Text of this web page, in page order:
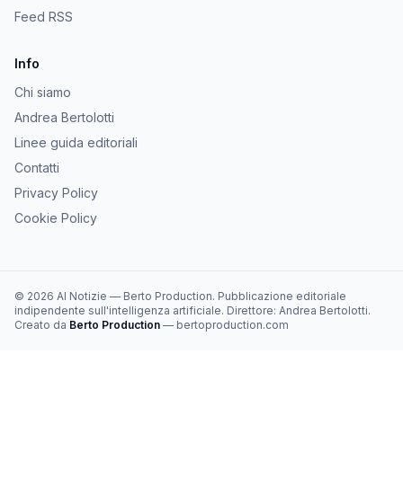
Feed RSS
Info
Chi siamo
Andrea Bertolotti
Linee guida editoriali
Contatti
Privacy Policy
Cookie Policy
© 2026 AI Notizie — Berto Production. Pubblicazione editoriale
indipendente sull'intelligenza artificiale. Direttore: Andrea Bertolotti.
Creato da Berto Production — bertoproduction.com